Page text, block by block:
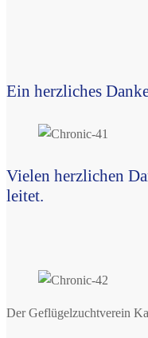
Ein herzliches
Vielen herzlichen
leitet.
Der Geflügelzuchtverein